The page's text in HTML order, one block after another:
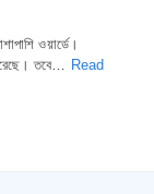
ওয়ার্ডে।
তবে… Read